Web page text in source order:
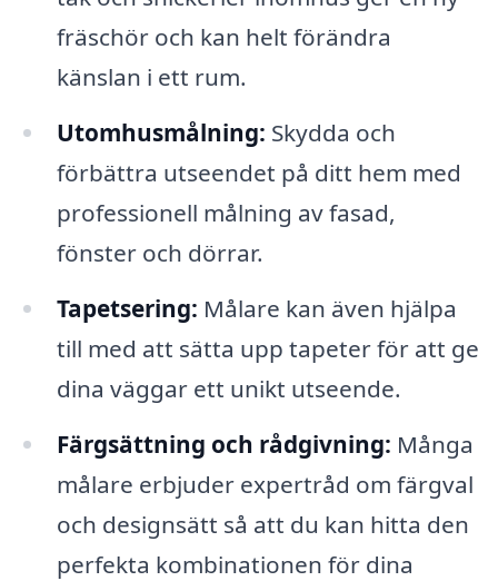
fräschör och kan helt förändra
känslan i ett rum.
Utomhusmålning: Skydda och
förbättra utseendet på ditt hem med
professionell målning av fasad,
fönster och dörrar.
Tapetsering: Målare kan även hjälpa
till med att sätta upp tapeter för att ge
dina väggar ett unikt utseende.
Färgsättning och rådgivning: Många
målare erbjuder expertråd om färgval
och designsätt så att du kan hitta den
perfekta kombinationen för dina